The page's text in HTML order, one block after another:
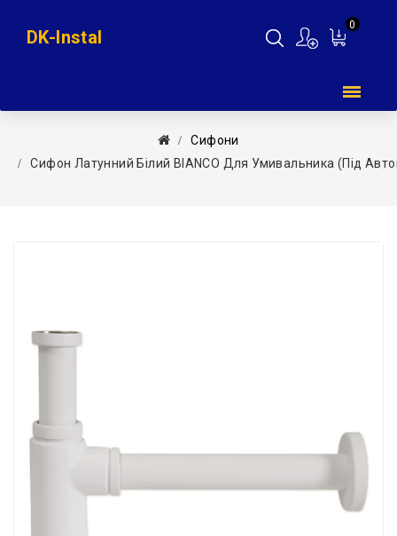
0
DK-Instal
Сифони
Сифон Латунний Білий BIANCO Для Умивальника (під